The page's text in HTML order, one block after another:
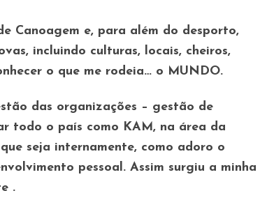
Canoagem e, para além do desporto,
incluindo culturas, locais, cheiros,
o que me rodeia… o MUNDO.
das organizações – gestão de
todo o país como KAM, na área da
seja internamente, como adoro o
pessoal. Assim surgiu a minha
.